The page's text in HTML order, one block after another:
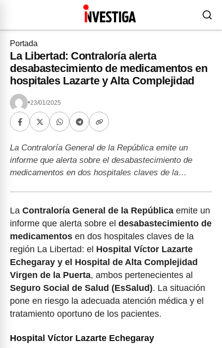
Portada
La Libertad: Contraloría alerta
desabastecimiento de medicamentos en
hospitales Lazarte y Alta Complejidad
•23/01/2025
La Contraloría General de la República emite un
informe que alerta sobre el desabastecimiento de
medicamentos en dos hospitales claves de la…
La Contraloría General de la República emite un
informe que alerta sobre el desabastecimiento de
medicamentos en dos hospitales claves de la
región La Libertad: el Hospital Víctor Lazarte
Echegaray y el Hospital de Alta Complejidad
Virgen de la Puerta, ambos pertenecientes al
Seguro Social de Salud (EsSalud). La situación
pone en riesgo la adecuada atención médica y el
tratamiento oportuno de los pacientes.
Hospital Víctor Lazarte Echegaray